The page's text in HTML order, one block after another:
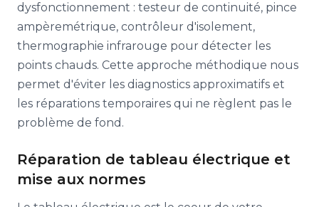
dysfonctionnement : testeur de continuité, pince
ampèremétrique, contrôleur d'isolement,
thermographie infrarouge pour détecter les
points chauds. Cette approche méthodique nous
permet d'éviter les diagnostics approximatifs et
les réparations temporaires qui ne règlent pas le
problème de fond.
Réparation de tableau électrique et
mise aux normes